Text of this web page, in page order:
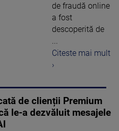
de fraudă online
a fost
descoperită de
Citeste mai mult
›
de clienții Premium
le-a dezvăluit mesajele